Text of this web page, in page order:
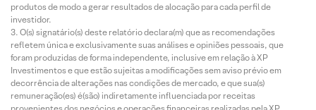
produtos de modo a gerar resultados de alocação para cada perfil de
investidor.
O(s) signatário(s) deste relatório declara(m) que as recomendações
refletem única e exclusivamente suas análises e opiniões pessoais, que
foram produzidas de forma independente, inclusive em relação à XP
Investimentos e que estão sujeitas a modificações sem aviso prévio em
decorrência de alterações nas condições de mercado, e que sua(s)
remuneração(es) é(são) indiretamente influenciada por receitas